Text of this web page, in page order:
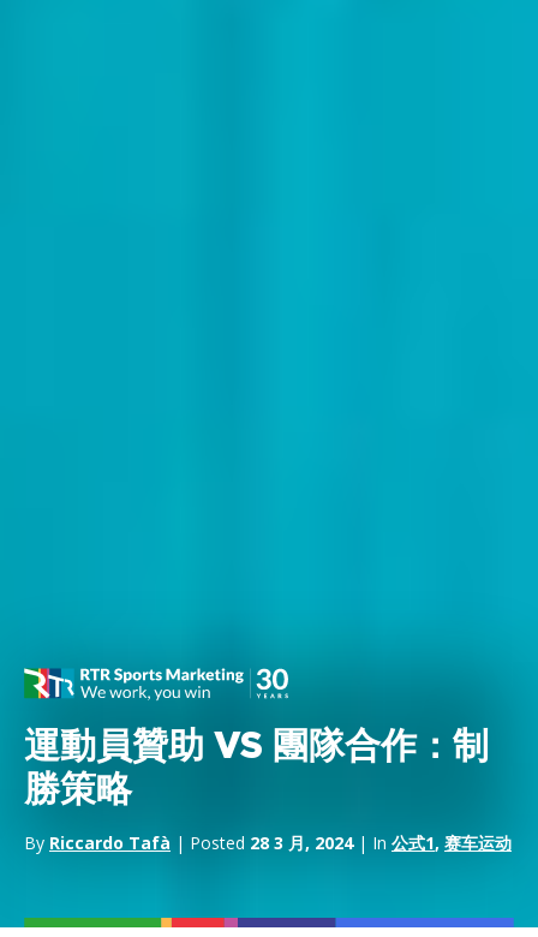
運動員贊助 VS 團隊合作：制
勝策略
By Riccardo Tafà | Posted 28 3 月, 2024| In 公式1, 赛车运动